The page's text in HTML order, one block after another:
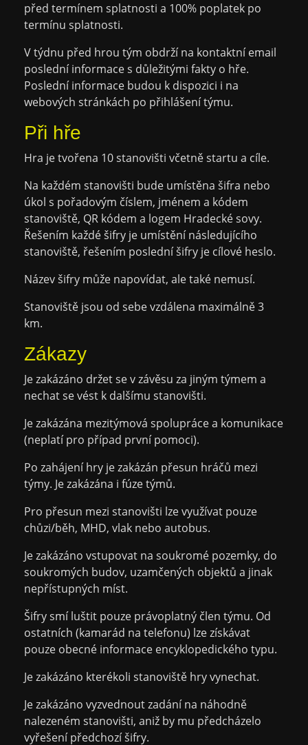
před termínem splatnosti a 100% poplatek po
termínu splatnosti.
V týdnu před hrou tým obdrží na kontaktní email
poslední informace s důležitými fakty o hře.
Poslední informace budou k dispozici i na
webových stránkách po přihlášení týmu.
Při hře
Hra je tvořena 10 stanovišti včetně startu a cíle.
Na každém stanovišti bude umístěna šifra nebo
úkol s pořadovým číslem, jménem a kódem
stanoviště, QR kódem a logem Hradecké sovy.
Řešením každé šifry je umístění následujícího
stanoviště, řešením poslední šifry je cílové heslo.
Název šifry může napovídat, ale také nemusí.
Stanoviště jsou od sebe vzdálena maximálně 3
km.
Zákazy
Je zakázáno držet se v závěsu za jiným týmem a
nechat se vést k dalšímu stanovišti.
Je zakázána mezitýmová spolupráce a komunikace
(neplatí pro případ první pomoci).
Po zahájení hry je zakázán přesun hráčů mezi
týmy. Je zakázána i fúze týmů.
Pro přesun mezi stanovišti lze využívat pouze
chůzi/běh, MHD, vlak nebo autobus.
Je zakázáno vstupovat na soukromé pozemky, do
soukromých budov, uzamčených objektů a jinak
nepřístupných míst.
Šifry smí luštit pouze právoplatný člen týmu. Od
ostatních (kamarád na telefonu) lze získávat
pouze obecné informace encyklopedického typu.
Je zakázáno kterékoli stanoviště hry vynechat.
Je zakázáno vyzvednout zadání na náhodně
nalezeném stanovišti, aniž by mu předcházelo
vyřešení předchozí šifry.